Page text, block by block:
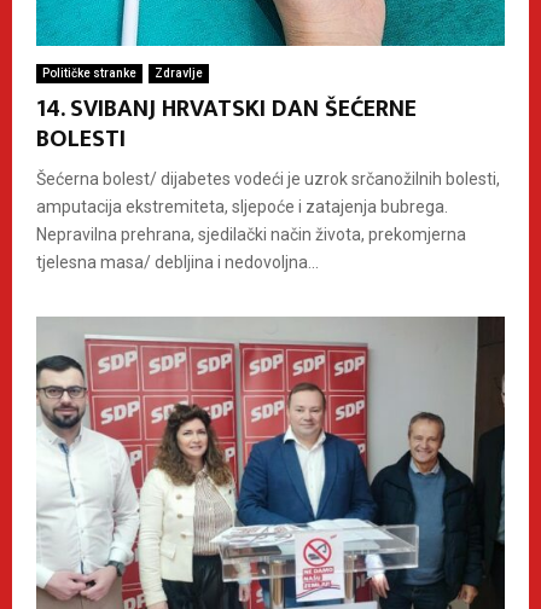
Političke stranke Zdravlje
14. SVIBANJ HRVATSKI DAN ŠEĆERNE
BOLESTI
Šećerna bolest/ dijabetes vodeći je uzrok srčanožilnih bolesti,
amputacija ekstremiteta, sljepoće i zatajenja bubrega.
Nepravilna prehrana, sjedilački način života, prekomjerna
tjelesna masa/ debljina i nedovoljna...